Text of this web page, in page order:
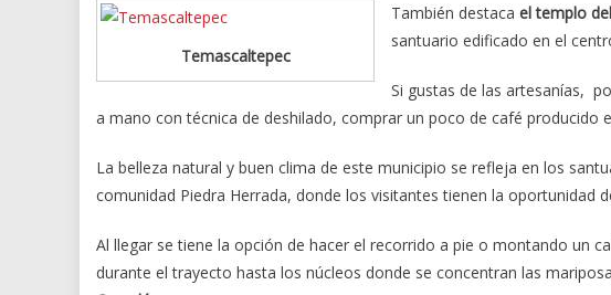
Temascaltepec
También destaca el templo
santuario edificado en el
Si gustas de las artesanías,
a mano con técnica de deshilado, comprar un poco de café producido
La belleza natural y buen clima de este municipio se refleja en los
comunidad Piedra Herrada, donde los visitantes tienen la oportunidad
Al llegar se tiene la opción de hacer el recorrido a pie o montando un
durante el trayecto hasta los núcleos donde se concentran las